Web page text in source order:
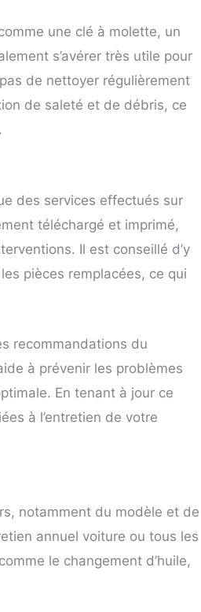
une clé à molette, un
s’avérer très utile pour
de nettoyer régulièrement
de saleté et de débris, ce
des services effectués sur
téléchargé et imprimé,
Il est conseillé d’y
pièces remplacées, ce qui
recommandations du
à prévenir les problèmes
En tenant à jour ce
à l’entretien de votre
notamment du modèle et de
annuel voiture ou tous les
le changement d’huile,